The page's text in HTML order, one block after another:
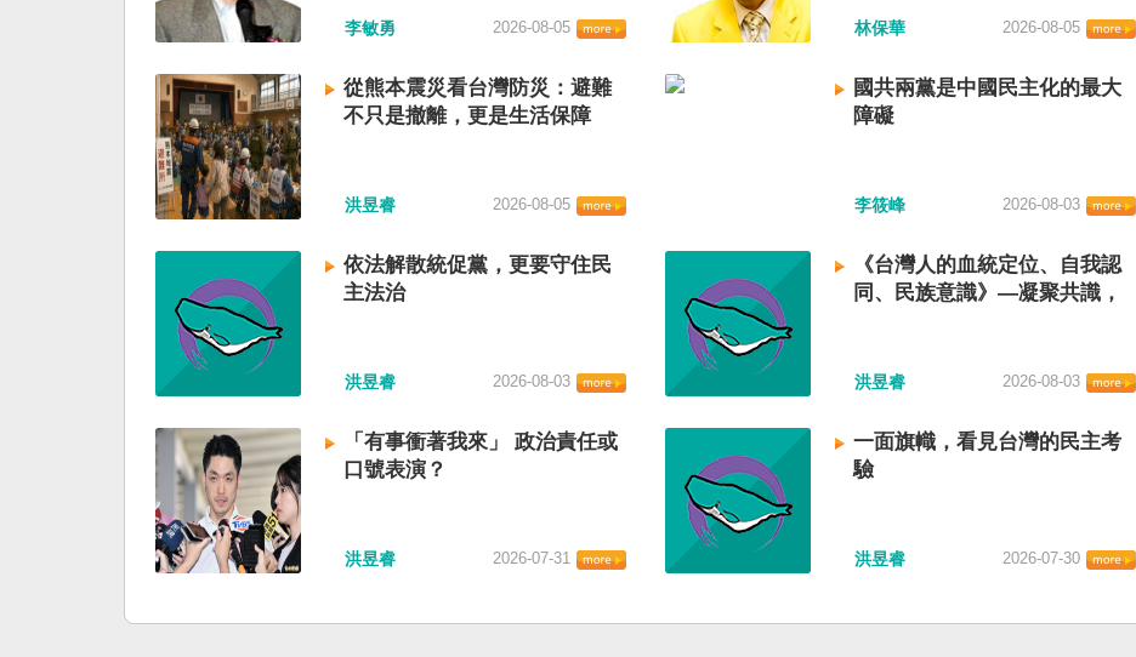
李敏勇 2026-08-05 林保華 2026-08-05
從熊本震災看台灣防災：避難
不只是撤離，更是生活保障
洪昱睿 2026-08-05
國共兩黨是中國民主化的最大
障礙
李筱峰 2026-08-03
依法解散統促黨，更要守住民
主法治
洪昱睿 2026-08-03
《台灣人的血統定位、自我認
同、民族意識》—凝聚共識，
洪昱睿 2026-08-03
「有事衝著我來」 政治責任或
口號表演？
洪昱睿 2026-07-31
一面旗幟，看見台灣的民主考
驗
洪昱睿 2026-07-30